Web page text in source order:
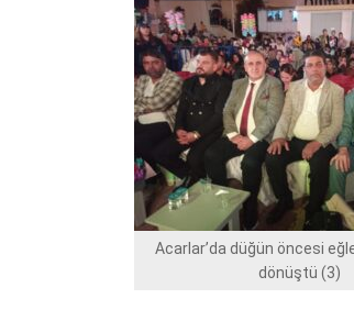
Acarlar’da düğün öncesi
dönüştü (3)